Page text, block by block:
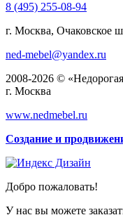
8 (495) 255-08-94
г. Москва, Очаковское
ned-mebel@yandex.ru
2008-2026 ©
г. Москва
www.nedmebel.ru
Создание и
Добро пожаловать!
У нас вы можете